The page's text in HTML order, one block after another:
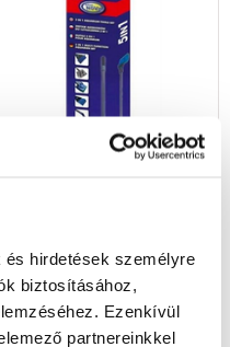
és hirdetések személyre
biztosításához,
Ezenkívül
partnereinkkel
AQUA NOVA 5 az 1-ben
tisztító készlet